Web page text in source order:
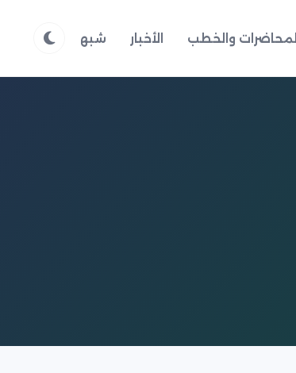
المحاضرات والخطب الأخبار شبهات وردود